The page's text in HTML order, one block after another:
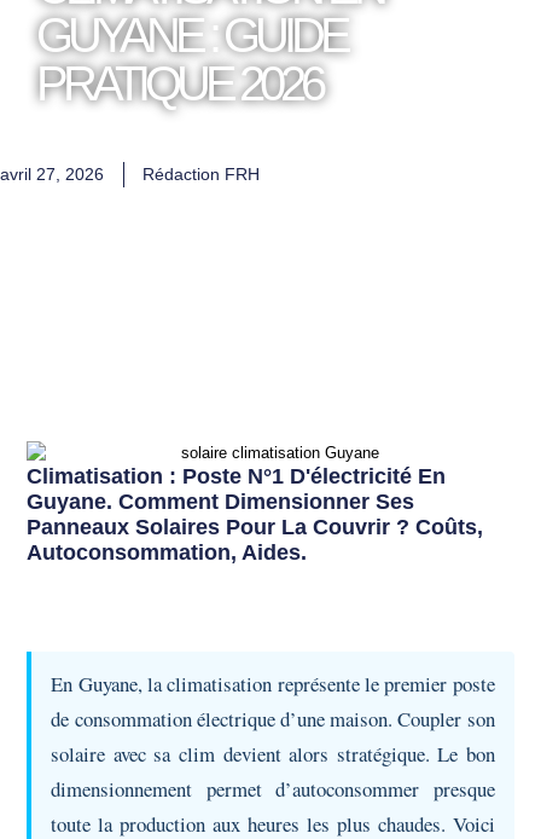
GUYANE : GUIDE
PRATIQUE 2026
avril 27, 2026 Rédaction FRH
Climatisation : Poste N°1 D'électricité En
Guyane. Comment Dimensionner Ses
Panneaux Solaires Pour La Couvrir ? Coûts,
Autoconsommation, Aides.
En Guyane, la climatisation représente le premier poste
de consommation électrique d’une maison. Coupler son
solaire avec sa clim devient alors stratégique. Le bon
dimensionnement permet d’autoconsommer presque
toute la production aux heures les plus chaudes. Voici